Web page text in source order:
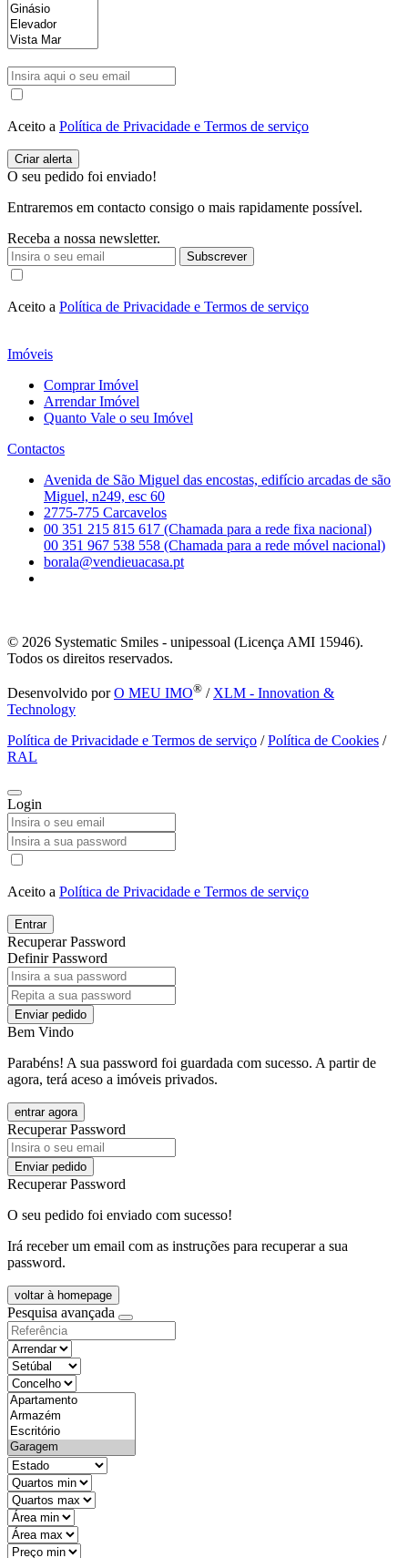
Aceito a Política de Privacidade e Termos de serviço
O seu pedido foi enviado!
Entraremos em contacto consigo o mais rapidamente possível.
Receba a nossa newsletter.
Subscrever
Aceito a Política de Privacidade e Termos de serviço
Imóveis
Comprar Imóvel
Arrendar Imóvel
Quanto Vale o seu Imóvel
Contactos
Avenida de São Miguel das encostas, edifício arcadas de são
Miguel, n249, esc 60
2775-775 Carcavelos
00 351 215 815 617 (Chamada para a rede fixa nacional)
00 351 967 538 558 (Chamada para a rede móvel nacional)
borala@vendieuacasa.pt
© 2026 Systematic Smiles - unipessoal (Licença AMI 15946).
Todos os direitos reservados.
Desenvolvido porO MEU IMO® / XLM - Innovation &
Technology
Política de Privacidade e Termos de serviço /Política de Cookies /
RAL
Login
Aceito a Política de Privacidade e Termos de serviço
Entrar
Recuperar Password
Definir Password
Enviar pedido
Bem Vindo
Parabéns! A sua password foi guardada com sucesso. A partir de
agora, terá aceso a imóveis privados.
entrar agora
Recuperar Password
Enviar pedido
Recuperar Password
O seu pedido foi enviado com sucesso!
Irá receber um email com as instruções para recuperar a sua
password.
voltar à homepage
Pesquisa avançada
objective
districtId
countyId
types
state
mintypo
maxtypo
minarea
maxarea
minprice